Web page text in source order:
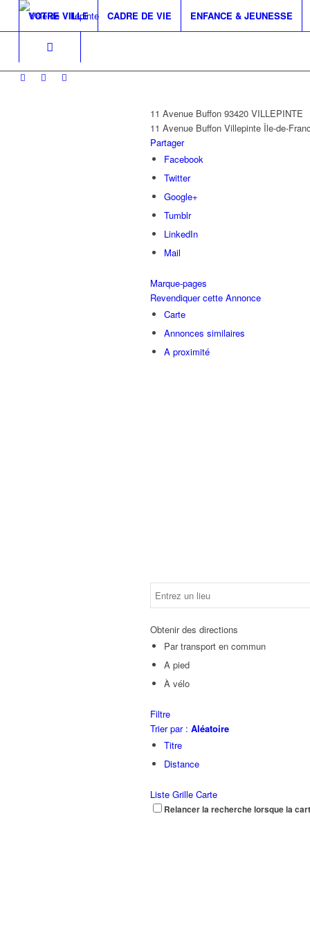
VOTRE VILLE CADRE DE VIE ENFANCE & JEUNESSE
11 Avenue Buffon 93420 VILLEPINTE
11 Avenue Buffon Villepinte Île-de-
Partager
Facebook
Twitter
Google+
Tumblr
LinkedIn
Mail
Marque-pages
Revendiquer cette Annonce
Carte
Annonces similaires
A proximité
Obtenir des directions
Par transport en commun
A pied
À vélo
Filtre
Trier par : Aléatoire
Titre
Distance
Liste Grille Carte
Relancer la recherche lorsque la